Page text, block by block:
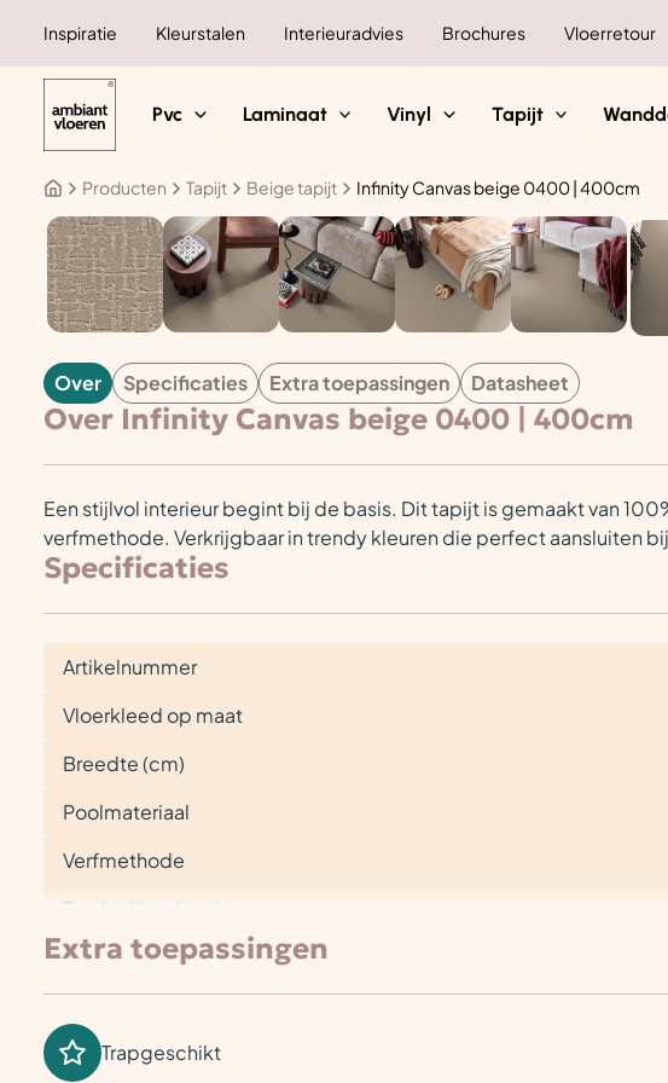
Inspiratie Kleurstalen Interieuradvies Brochures Vloerretour
Pvc Laminaat Vinyl Tapijt
Producten Tapijt Beige tapijt Infinity Canvas beige 0400 | 400cm
TAPIJT
Over Specificaties Extra toepassingen Datasheet
Over Infinity Canvas beige 0400 | 400cm
Een stijlvol interieur begint bij de basis. Dit tapijt is gemaakt van
verfmethode. Verkrijgbaar in trendy kleuren die perfect aansluiten
Specificaties
Artikelnummer
Vloerkleed op maat
Breedte (cm)
Poolmateriaal
Verfmethode
Totale dikte (mm)
Extra toepassingen
Trapgeschikt